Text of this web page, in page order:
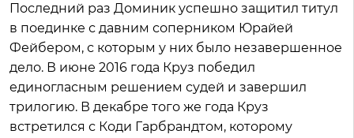
Последний раз Доминик успешно защитил титул
в поединке с давним соперником Юрайей
Фейбером, с которым у них было незавершенное
дело. В июне 2016 года Круз победил
единогласным решением судей и завершил
трилогию. В декабре того же года Круз
встретился с Коди Гарбрандтом, которому